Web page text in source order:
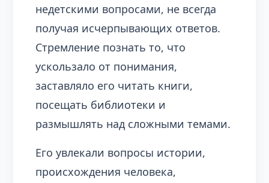
недетскими вопросами, не всегда
получая исчерпывающих ответов.
Стремление познать то, что
ускользало от понимания,
заставляло его читать книги,
посещать библиотеки и
размышлять над сложными темами.
Его увлекали вопросы истории,
происхождения человека,